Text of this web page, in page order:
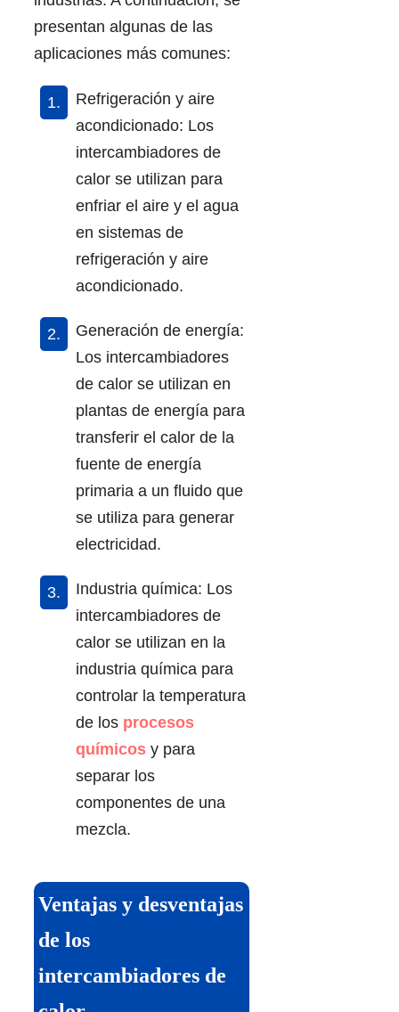
presentan algunas de las
aplicaciones más comunes:
Refrigeración y aire
acondicionado: Los
intercambiadores de
calor se utilizan para
enfriar el aire y el agua
en sistemas de
refrigeración y aire
acondicionado.
Generación de energía:
Los intercambiadores
de calor se utilizan en
plantas de energía para
transferir el calor de la
fuente de energía
primaria a un fluido que
se utiliza para generar
electricidad.
Industria química: Los
intercambiadores de
calor se utilizan en la
industria química para
controlar la temperatura
de los procesos
químicos y para
separar los
componentes de una
mezcla.
Ventajas y desventajas
de los
intercambiadores de